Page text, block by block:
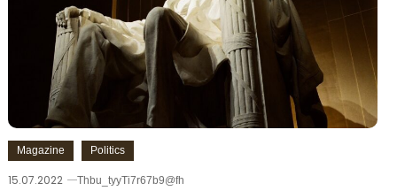
Magazine Politics
15.07.2022 Thbu_tyyTi7r67b9@fh